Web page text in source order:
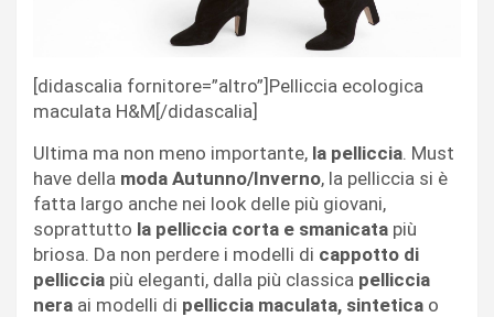
[didascalia fornitore=”altro”]Pelliccia ecologica
maculata H&M[/didascalia]
Ultima ma non meno importante, la pelliccia. Must
have della moda Autunno/Inverno, la pelliccia si è
fatta largo anche nei look delle più giovani,
soprattutto la pelliccia corta e smanicata più
briosa. Da non perdere i modelli di cappotto di
pelliccia più eleganti, dalla più classica pelliccia
nera ai modelli di pelliccia maculata, sintetica o